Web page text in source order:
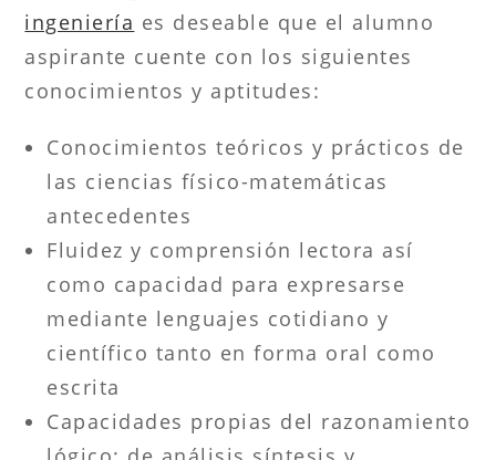
ingeniería es deseable que el alumno
aspirante cuente con los siguientes
conocimientos y aptitudes:
Conocimientos teóricos y prácticos de
las ciencias físico-matemáticas
antecedentes
Fluidez y comprensión lectora así
como capacidad para expresarse
mediante lenguajes cotidiano y
científico tanto en forma oral como
escrita
Capacidades propias del razonamiento